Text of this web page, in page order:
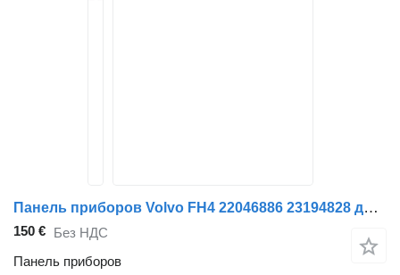
Панель приборов Volvo FH4 22046886 23194828 для тягача Volvo FH4
150 € Без НДС
Панель приборов